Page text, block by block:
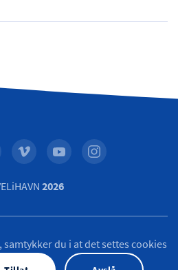
2026
du i at det settes cookies